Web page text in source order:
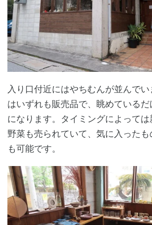
入り口付近にはやちむんが並んで
はいずれも販売品で、眺めている
になります。タイミングによって
野菜も売られていて、気に入ったも
も可能です。